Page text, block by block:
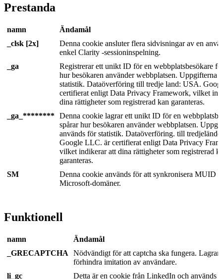
Prestanda
namn
Ändamål
_clsk [2x]
Denna cookie ansluter flera sidvisningar av en
enkel Clarity -sessioninspelning.
_ga
Registrerar ett unikt ID för en webbplatsbesökare
hur besökaren använder webbplatsen. Uppgifterna
statistik. Dataöverföring till tredje land: USA.
certifierat enligt Data Privacy Framework, vilket
dina rättigheter som registrerad kan garanteras.
_ga_******** Denna cookie lagrar ett unikt ID för en
spårar hur besökaren använder webbplatsen.
används för statistik. Dataöverföring. till
Google LLC. är certifierat enligt Data Privacy
vilket indikerar att dina rättigheter som registrerad
garanteras.
SM
Denna cookie används för att synkronisera MUID
Microsoft-domäner.
Funktionell
namn
Ändamål
_GRECAPTCHA
Nödvändigt för att captcha ska fungera. Lagrar
förhindra imitation av användare.
li_gc
Detta är en cookie från LinkedIn och används